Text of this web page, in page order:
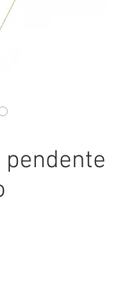
pendente